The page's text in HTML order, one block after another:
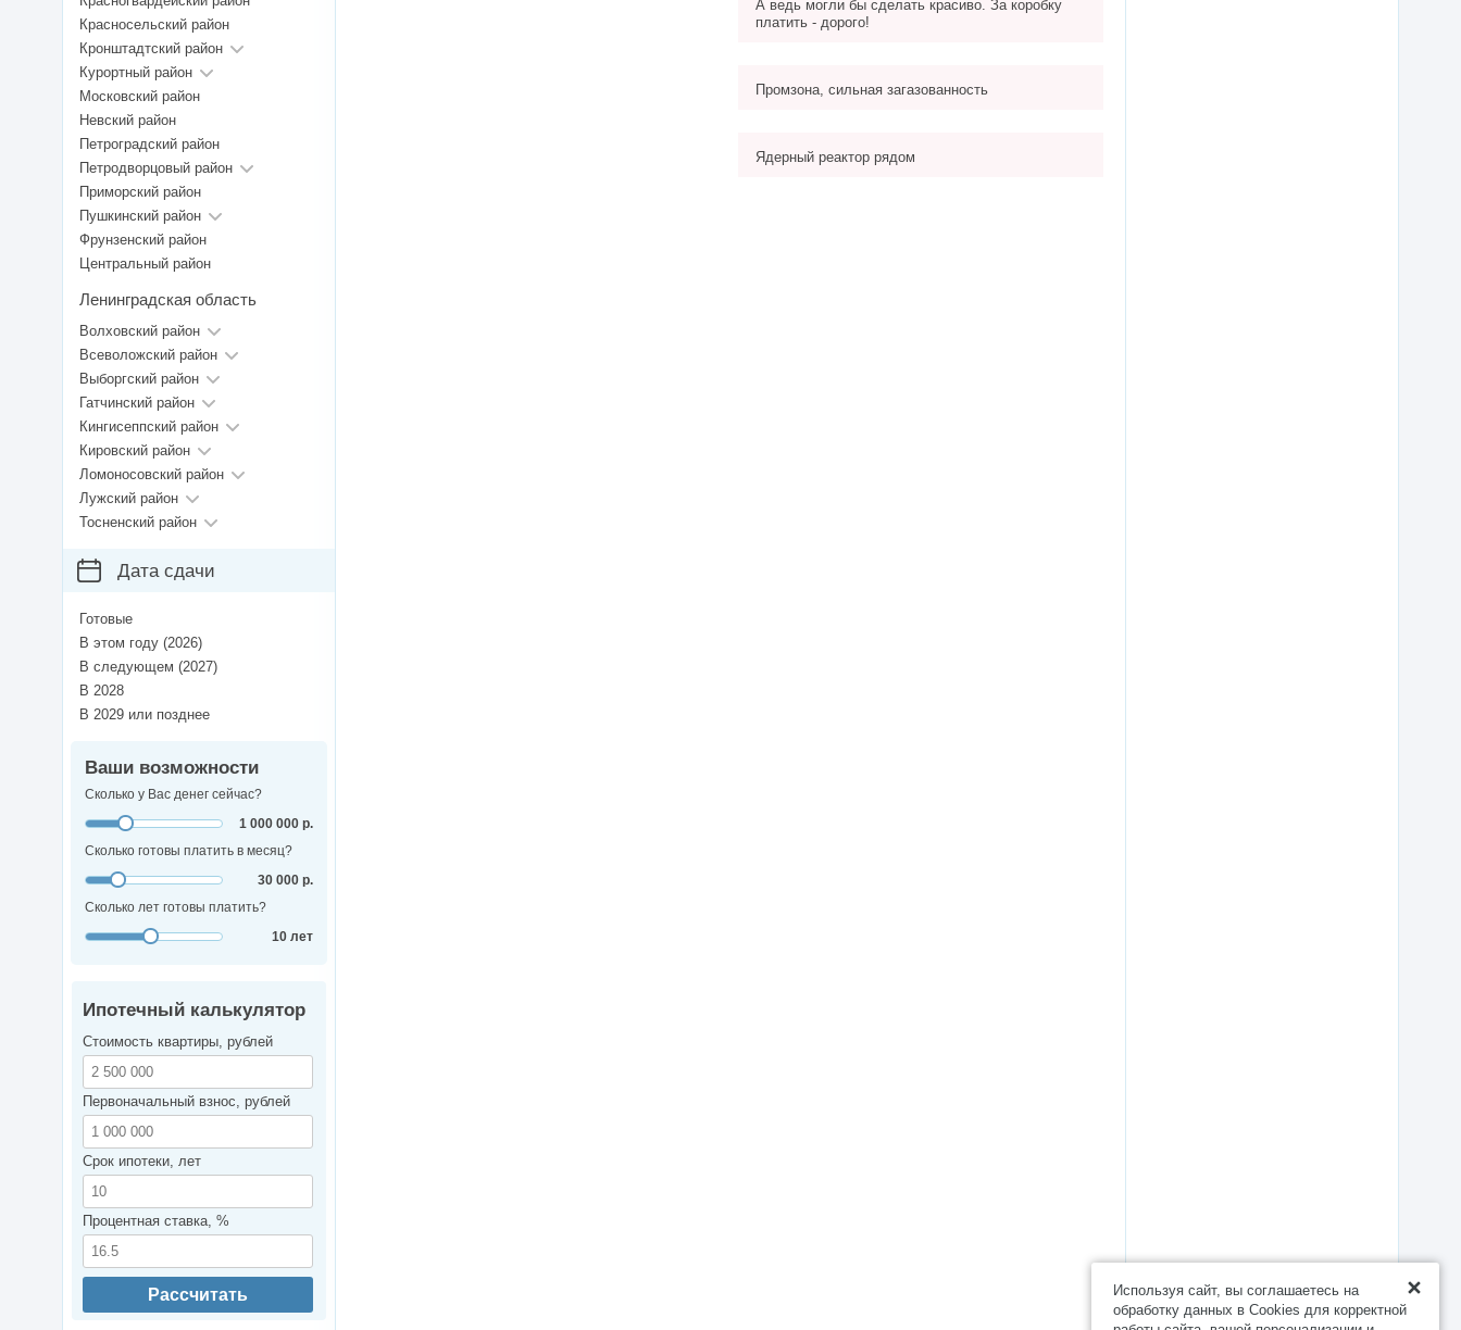
А ведь могли бы сделать красиво. За коробку
платить - дорого!
Промзона, сильная загазованность
Ядерный реактор рядом
Красносельский район
Кронштадтский район
Курортный район
Московский район
Невский район
Петроградский район
Петродворцовый район
Приморский район
Пушкинский район
Фрунзенский район
Центральный район
Ленинградская область
Волховский район
Всеволожский район
Выборгский район
Гатчинский район
Кингисеппский район
Кировский район
Ломоносовский район
Лужский район
Тосненский район
Дата сдачи
Готовые
В этом году (2026)
В следующем (2027)
В 2028
В 2029 или позднее
Ваши возможности
Сколько у Вас денег сейчас?
1 000 000 р.
Сколько готовы платить в месяц?
30 000 р.
Сколько лет готовы платить?
10 лет
Ипотечный калькулятор
Стоимость квартиры, рублей
Первоначальный взнос, рублей
Срок ипотеки, лет
Процентная ставка, %
Рассчитать
Используя сайт, вы соглашаетесь на
обработку данных в Cookies для корректной